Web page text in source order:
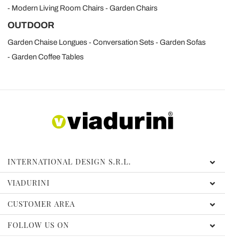
Modern Living Room Chairs
Garden Chairs
OUTDOOR
Garden Chaise Longues Conversation Sets
Garden Sofas
Garden Coffee Tables
INTERNATIONAL DESIGN S.R.L.
VIADURINI
CUSTOMER AREA
FOLLOW US ON